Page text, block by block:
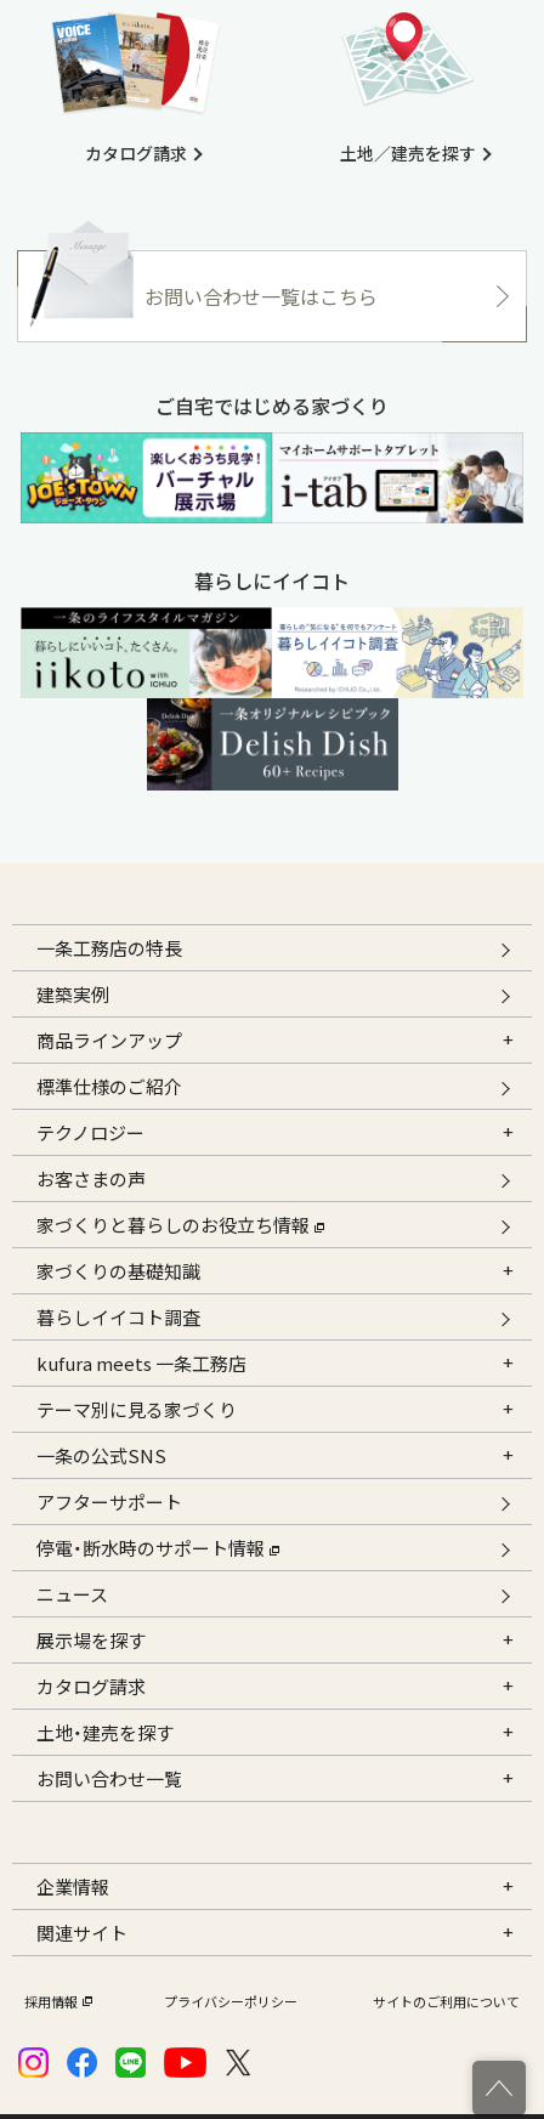
カタログ請求 土地／建売を探す
お問い合わせ一覧はこちら
ご自宅ではじめる家づくり
暮らしにイイコト
一条工務店の特長
建築実例
商品ラインアップ
標準仕様のご紹介
テクノロジー
お客さまの声
家づくりと暮らしのお役立ち情報
家づくりの基礎知識
暮らしイイコト調査
kufura meets 一条工務店
テーマ別に見る家づくり
一条の公式SNS
アフターサポート
停電・断水時のサポート情報
ニュース
展示場を探す
カタログ請求
土地・建売を探す
お問い合わせ一覧
企業情報
関連サイト
採用情報 プライバシーポリシー サイトのご利用について